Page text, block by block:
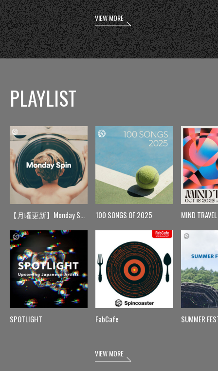
VIEW MORE
PLAYLIST
【月曜更新】Monday Spin
SPOTLIGHT
100 SONGS OF 2025
FabCafe
MIND TRAVEL
SUMMER
VIEW MORE